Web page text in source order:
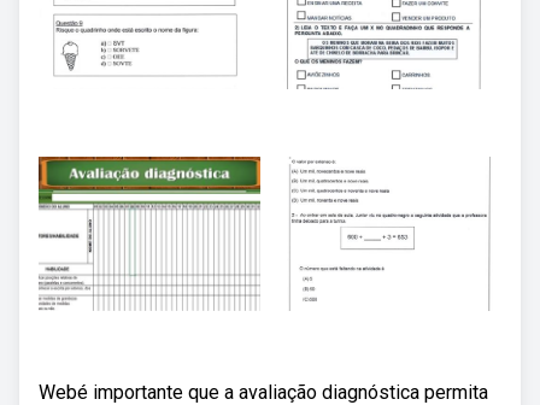
Webé importante que a avaliação diagnóstica permita